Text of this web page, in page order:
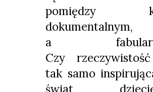
pomiędzy
dokumentalnym,
a
Czy
tak samo
świat